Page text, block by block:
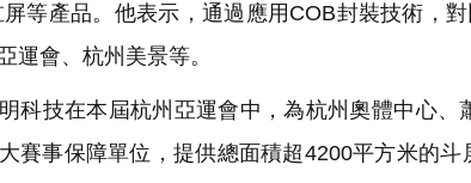
等產品。他表示，通過應用COB封裝技術，
運會、杭州美景等。
科技在本屆杭州亞運會中，為杭州奧體中心、
賽事保障單位，提供總面積超4200平方米的